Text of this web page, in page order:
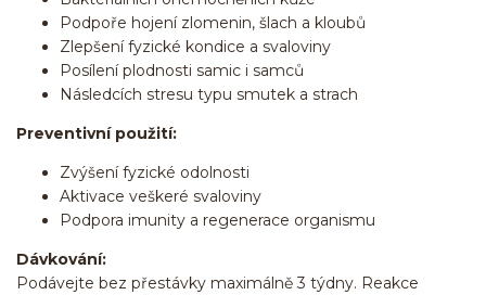
Podpoře hojení zlomenin, šlach a kloubů
Zlepšení fyzické kondice a svaloviny
Posílení plodnosti samic i samců
Následcích stresu typu smutek a strach
Preventivní použití:
Zvýšení fyzické odolnosti
Aktivace veškeré svaloviny
Podpora imunity a regenerace organismu
Dávkování:
Podávejte bez přestávky maximálně 3 týdny. Reakce